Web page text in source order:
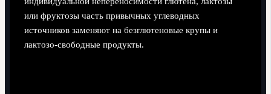
или фруктозы часть привычных углеводных
источников заменяют на безглютеновые крупы и
лактозо‑свободные продукты.